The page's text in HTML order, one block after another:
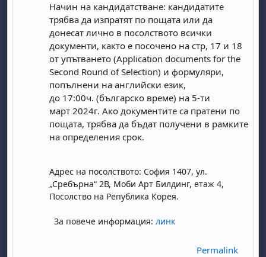
Начин на кандидатстване: кандидатите
трябва да изпратят по пощата или да
донесат лично в посолството всички
документи, както е посочено на стр, 17 и 18
от упътването (Application documents for the
Second Round of Selection) и формуляри,
попълнени на английски език,
до 17:00ч. (българско време) на 5-ти
март 2024г. Ако документите са пратени по
пощата, трябва да бъдат получени в рамките
на определения срок.
Адрес на посолството: София 1407, ул.
„Сребърна“ 2В, Моби Арт Билдинг, етаж 4,
Посолство на Република Корея.
За повече информация: линк
Permalink
9 August
15 August
16 August
29 August
30 August